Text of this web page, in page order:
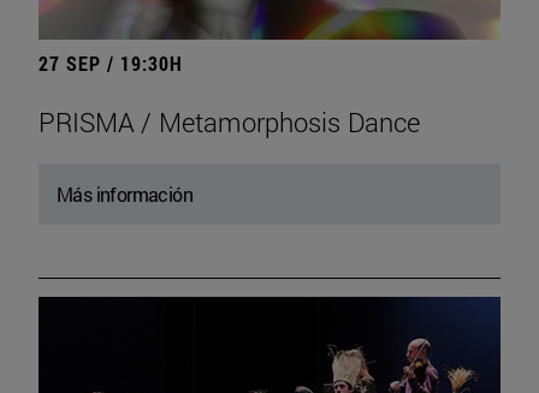
27 SEP / 19:30H
PRISMA / Metamorphosis Dance
Más información